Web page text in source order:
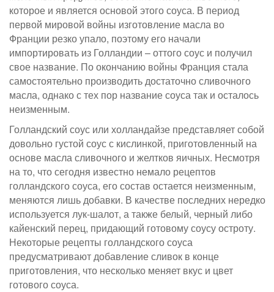
которое и является основой этого соуса. В период
первой мировой войны изготовление масла во
Франции резко упало, поэтому его начали
импортировать из Голландии – оттого соус и получил
свое название. По окончанию войны Франция стала
самостоятельно производить достаточно сливочного
масла, однако с тех пор название соуса так и осталось
неизменным.
Голландский соус или холландайзе представляет собой
довольно густой соус с кислинкой, приготовленный на
основе масла сливочного и желтков яичных. Несмотря
на то, что сегодня известно немало рецептов
голландского соуса, его состав остается неизменным,
меняются лишь добавки. В качестве последних нередко
используется лук-шалот, а также белый, черный либо
кайенский перец, придающий готовому соусу остроту.
Некоторые рецепты голландского соуса
предусматривают добавление сливок в конце
приготовления, что несколько меняет вкус и цвет
готового соуса.